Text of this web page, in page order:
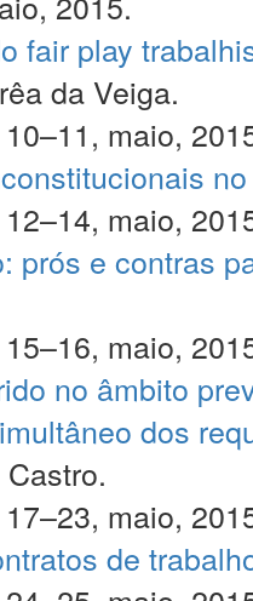
fair play
da Veiga.
maio,
maio,
prós e contras
maio,
no âmbito
dos
maio,
de